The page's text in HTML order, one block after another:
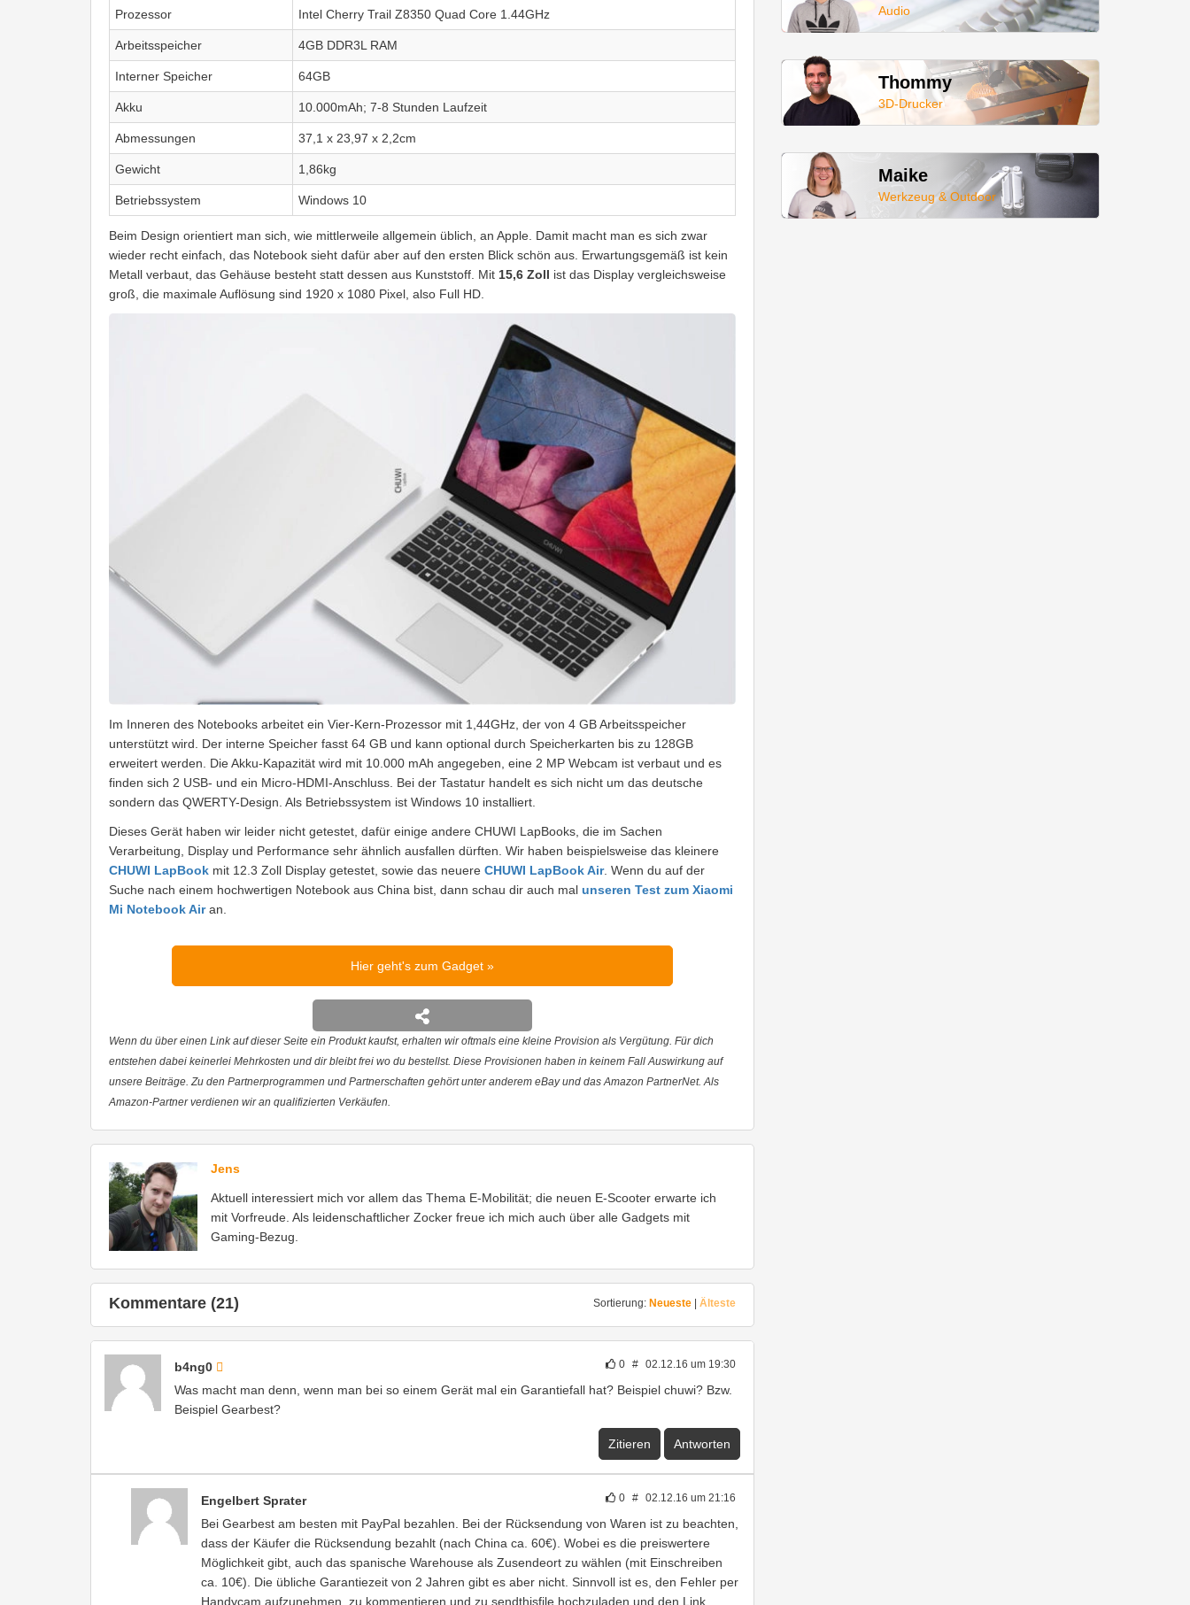
Prozessor Intel Cherry Trail Z8350 Quad Core 1.44GHz
Arbeitsspeicher 4GB DDR3L RAM
Interner Speicher 64GB
Akku 10.000mAh; 7-8 Stunden Laufzeit
Abmessungen 37,1 x 23,97 x 2,2cm
Gewicht 1,86kg
Betriebssystem Windows 10
Beim Design orientiert man sich, wie mittlerweile allgemein üblich, an Apple. Damit macht man es sich zwar
wieder recht einfach, das Notebook sieht dafür aber auf den ersten Blick schön aus. Erwartungsgemäß ist kein
Metall verbaut, das Gehäuse besteht statt dessen aus Kunststoff. Mit 15,6 Zoll ist das Display vergleichsweise
groß, die maximale Auflösung sind 1920 x 1080 Pixel, also Full HD.
Im Inneren des Notebooks arbeitet ein Vier-Kern-Prozessor mit 1,44GHz, der von 4 GB Arbeitsspeicher
unterstützt wird. Der interne Speicher fasst 64 GB und kann optional durch Speicherkarten bis zu 128GB
erweitert werden. Die Akku-Kapazität wird mit 10.000 mAh angegeben, eine 2 MP Webcam ist verbaut und es
finden sich 2 USB- und ein Micro-HDMI-Anschluss. Bei der Tastatur handelt es sich nicht um das deutsche
sondern das QWERTY-Design. Als Betriebssystem ist Windows 10 installiert.
Dieses Gerät haben wir leider nicht getestet, dafür einige andere CHUWI LapBooks, die im Sachen
Verarbeitung, Display und Performance sehr ähnlich ausfallen dürften. Wir haben beispielsweise das kleinere
CHUWI LapBook mit 12.3 Zoll Display getestet, sowie das neuere CHUWI LapBook Air. Wenn du auf der
Suche nach einem hochwertigen Notebook aus China bist, dann schau dir auch mal unseren Test zum Xiaomi
Mi Notebook Airan.
Hier geht's zum Gadget
Wenn du über einen Link auf dieser Seite ein Produkt kaufst, erhalten wir oftmals eine kleine Provision als Vergütung. Für dich
entstehen dabei keinerlei Mehrkosten und dir bleibt frei wo du bestellst. Diese Provisionen haben in keinem Fall Auswirkung auf
unsere Beiträge. Zu den Partnerprogrammen und Partnerschaften gehört unter anderem eBay und das Amazon PartnerNet. Als
Amazon-Partner verdienen wir an qualifizierten Verkäufen.
Jens
Aktuell interessiert mich vor allem das Thema E-Mobilität; die neuen E-Scooter erwarte ich
mit Vorfreude. Als leidenschaftlicher Zocker freue ich mich auch über alle Gadgets mit
Gaming-Bezug.
Sortierung: Neueste Älteste
Kommentare (21)
0 # 02.12.16 um 19:30
b4ng0
Was macht man denn, wenn man bei so einem Gerät mal ein Garantiefall hat? Beispiel chuwi? Bzw.
Beispiel Gearbest?
Zitieren Antworten
0 # 02.12.16 um 21:16
Engelbert Sprater
Bei Gearbest am besten mit PayPal bezahlen. Bei der Rücksendung von Waren ist zu beachten,
dass der Käufer die Rücksendung bezahlt (nach China ca. 60€). Wobei es die preiswertere
Möglichkeit gibt, auch das spanische Warehouse als Zusendeort zu wählen (mit Einschreiben
ca. 10€). Die übliche Garantiezeit von 2 Jahren gibt es aber nicht. Sinnvoll ist es, den Fehler per
Handycam aufzunehmen, zu kommentieren und zu sendthisfile hochzuladen und den Link
Audio
Thommy
3D-Drucker
Maike
Werkzeug & Outdoor